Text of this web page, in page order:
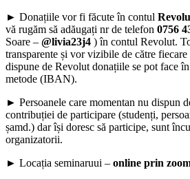
► Donațiile vor fi făcute în contul
vă rugăm să adăugați nr de telefon 0756
Soare – @livia23j4 ) în contul Revolut.
transparente și vor vizibile de către
dispune de Revolut donațiile se pot face
metode (IBAN).
► Persoanele care momentan nu dispun
contribuției de participare (studenți,
șamd.) dar își doresc să participe, sunt
organizatorii.
► Locația seminaruui – online prin